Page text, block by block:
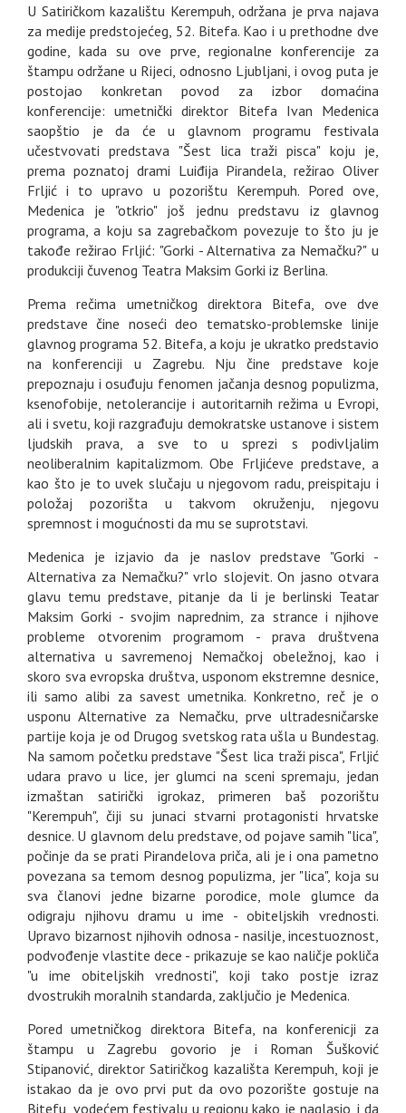
U Satiričkom kazalištu Kerempuh, održana je prva najava
za medije predstojećeg, 52. Bitefa. Kao i u prethodne dve
godine, kada su ove prve, regionalne konferencije za
štampu održane u Rijeci, odnosno Ljubljani, i ovog puta je
postojao konkretan povod za izbor domaćina
konferencije: umetnički direktor Bitefa Ivan Medenica
saopštio je da će u glavnom programu festivala
učestvovati predstava "Šest lica traži pisca" koju je,
prema poznatoj drami Luiđija Pirandela, režirao Oliver
Frljić i to upravo u pozorištu Kerempuh. Pored ove,
Medenica je "otkrio" još jednu predstavu iz glavnog
programa, a koju sa zagrebačkom povezuje to što ju je
takođe režirao Frljić: "Gorki - Alternativa za Nemačku?" u
produkciji čuvenog Teatra Maksim Gorki iz Berlina.
Prema rečima umetničkog direktora Bitefa, ove dve
predstave čine noseći deo tematsko-problemske linije
glavnog programa 52. Bitefa, a koju je ukratko predstavio
na konferenciji u Zagrebu. Nju čine predstave koje
prepoznaju i osuđuju fenomen jačanja desnog populizma,
ksenofobije, netolerancije i autoritarnih režima u Evropi,
ali i svetu, koji razgrađuju demokratske ustanove i sistem
ljudskih prava, a sve to u sprezi s podivljalim
neoliberalnim kapitalizmom. Obe Frljićeve predstave, a
kao što je to uvek slučaju u njegovom radu, preispitaju i
položaj pozorišta u takvom okruženju, njegovu
spremnost i mogućnosti da mu se suprotstavi.
Medenica je izjavio da je naslov predstave "Gorki -
Alternativa za Nemačku?" vrlo slojevit. On jasno otvara
glavu temu predstave, pitanje da li je berlinski Teatar
Maksim Gorki - svojim naprednim, za strance i njihove
probleme otvorenim programom - prava društvena
alternativa u savremenoj Nemačkoj obeležnoj, kao i
skoro sva evropska društva, usponom ekstremne desnice,
ili samo alibi za savest umetnika. Konkretno, reč je o
usponu Alternative za Nemačku, prve ultradesničarske
partije koja je od Drugog svetskog rata ušla u Bundestag.
Na samom početku predstave "Šest lica traži pisca", Frljić
udara pravo u lice, jer glumci na sceni spremaju, jedan
izmaštan satirički igrokaz, primeren baš pozorištu
"Kerempuh", čiji su junaci stvarni protagonisti hrvatske
desnice. U glavnom delu predstave, od pojave samih "lica",
počinje da se prati Pirandelova priča, ali je i ona pametno
povezana sa temom desnog populizma, jer "lica", koja su
sva članovi jedne bizarne porodice, mole glumce da
odigraju njihovu dramu u ime - obiteljskih vrednosti.
Upravo bizarnost njihovih odnosa - nasilje, incestuoznost,
podvođenje vlastite dece - prikazuje se kao naličje pokliča
"u ime obiteljskih vrednosti", koji tako postje izraz
dvostrukih moralnih standarda, zaključio je Medenica.
Pored umetničkog direktora Bitefa, na konferenicji za
štampu u Zagrebu govorio je i Roman Šušković
Stipanović, direktor Satiričkog kazališta Kerempuh, koji je
istakao da je ovo prvi put da ovo pozorište gostuje na
Bitefu, vodećem festivalu u regionu kako je naglasio, i da